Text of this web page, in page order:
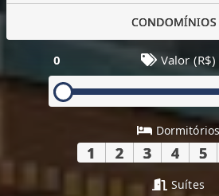
CONDOMÍNIOS
0 Valor (R$)
1 2 3 4 5
Suítes